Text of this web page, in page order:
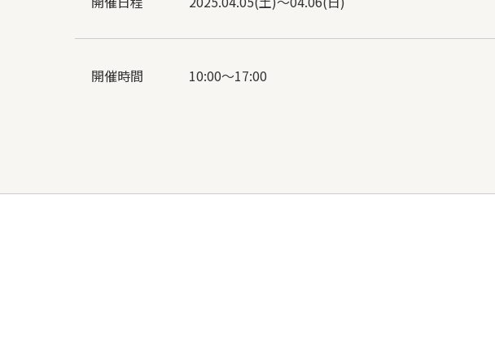
開催時間 10:00〜17:00